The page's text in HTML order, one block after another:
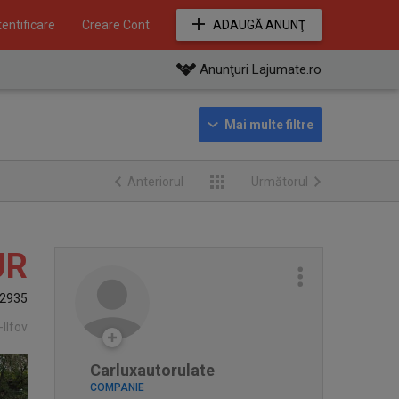
Creare Cont ADAUGĂ ANUNŢ
Anunţuri Lajumate.ro
Anteriorul Următorul
Carluxautorulate
COMPANIE
Ilfov